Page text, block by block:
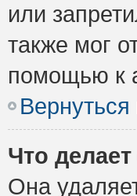
или
также мог
помощью к
Вернуться
Что
Она